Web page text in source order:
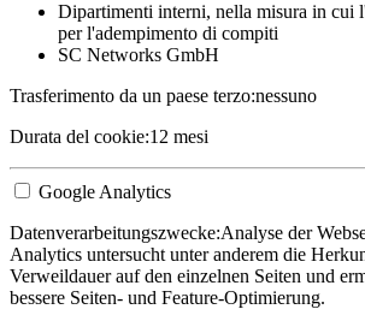
Dipartimenti interni, nella misura in cui
per l'adempimento di compiti
SC Networks GmbH
Trasferimento da un paese terzo:nessuno
Durata del cookie:12 mesi
Google Analytics
Datenverarbeitungszwecke:Analyse der
Analytics untersucht unter anderem die
Verweildauer auf den einzelnen Seiten und
bessere Seiten- und Feature-Optimierung.